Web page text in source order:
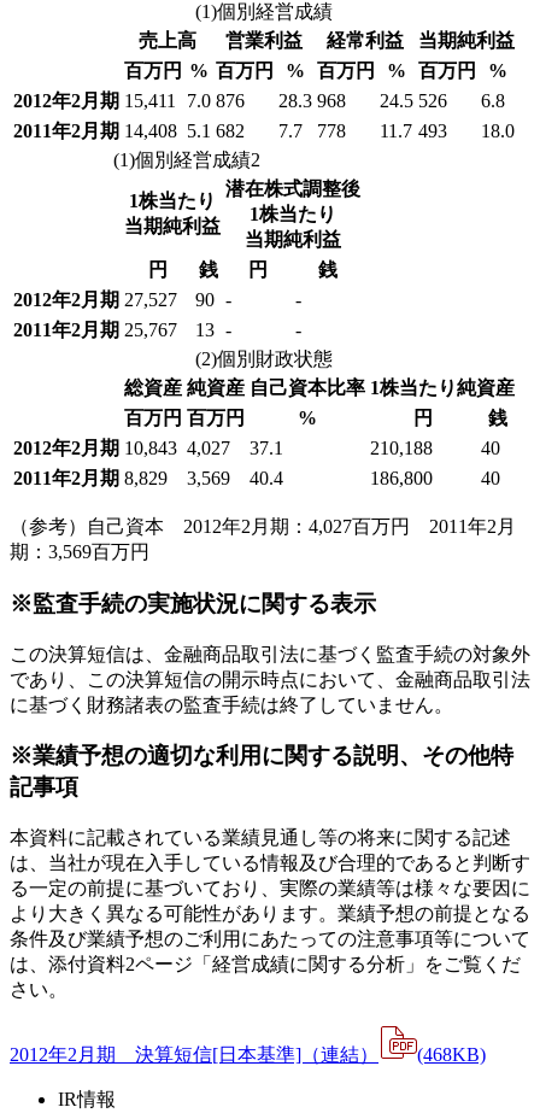
(1)個別経営成績
売上高
営業利益 経常利益
当期純利益
百万円 % 百万円 % 百万円 % 百万円
%
2012年2月期 15,411 7.0 876 28.3 968 24.5 526
6.8
2011年2月期 14,408 5.1 682 7.7 778 11.7 493
18.0
(1)個別経営成績2
1株当たり
当期純利益
潜在株式調整後
1株当たり
当期純利益
円
銭 円
銭
2012年2月期 27,527 90 -
-
2011年2月期 25,767 13 -
-
(2)個別財政状態
総資産 純資産 自己資本比率 1株当たり純資産
百万円 百万円 % 円
銭
2012年2月期 10,843 4,027 37.1 210,188
40
2011年2月期 8,829 3,569 40.4 186,800 40
（参考）自己資本 2012年2月期：4,027百万円 2011年2月
期：3,569百万円
※監査手続の実施状況に関する表示
この決算短信は、金融商品取引法に基づく監査手続の対象外
であり、この決算短信の開示時点において、金融商品取引法
に基づく財務諸表の監査手続は終了していません。
※業績予想の適切な利用に関する説明、その他特
記事項
本資料に記載されている業績見通し等の将来に関する記述
は、当社が現在入手している情報及び合理的であると判断す
る一定の前提に基づいており、実際の業績等は様々な要因に
より大きく異なる可能性があります。業績予想の前提となる
条件及び業績予想のご利用にあたっての注意事項等について
は、添付資料2ページ「経営成績に関する分析」をご覧くだ
さい。
2012年2月期 決算短信[日本基準]（連結） (468KB)
IR情報